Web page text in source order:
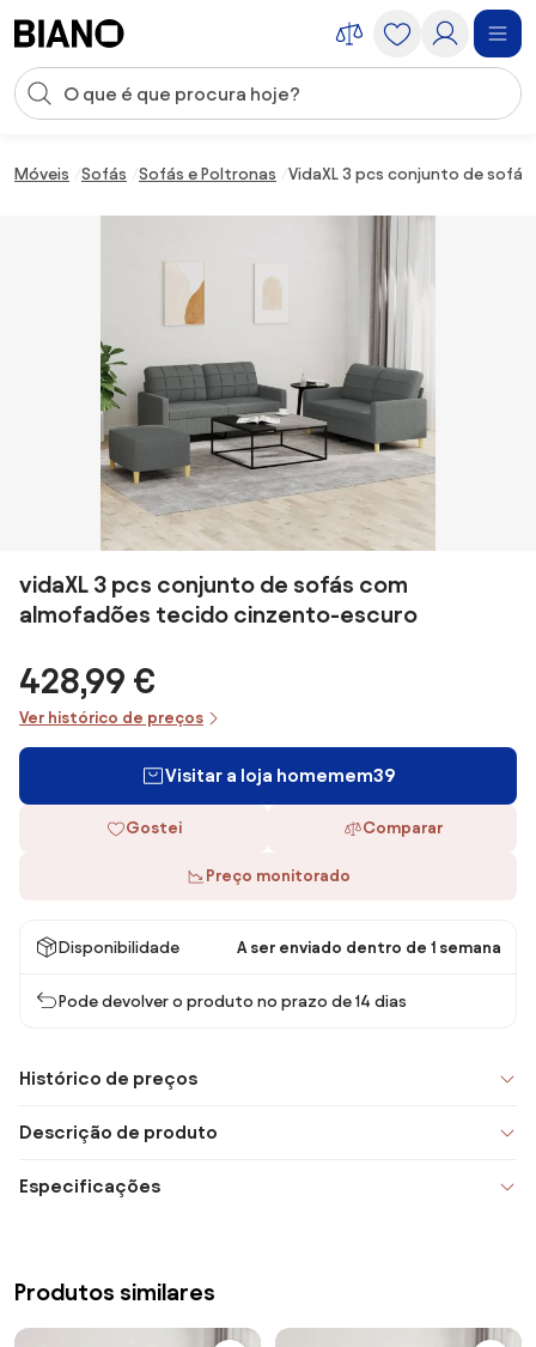
Entrada de pesquisa
Móveis Sofás Sofás e Poltronas VidaXL 3 pcs conjunto de
vidaXL 3 pcs conjunto de sofás com
almofadões tecido cinzento-escuro
428,99 €
Ver histórico de preços
Visitar a loja homemem39
Gostei Comparar
Preço monitorado
Disponibilidade A ser enviado dentro de 1 semana
Pode devolver o produto no prazo de 14 dias
Histórico de preços
Descrição de produto
Especificações
Produtos similares